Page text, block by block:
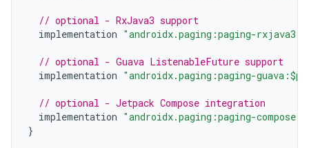
// optional - RxJava3 support
implementation "androidx.paging:paging-
// optional - Guava ListenableFuture support
implementation "androidx.paging:paging-
// optional - Jetpack Compose integration
implementation "androidx.paging:paging-
}